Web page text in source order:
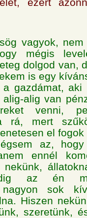
vagyok,
mégis
dolgod van,
is egy
a gazdámat, aki
alig van
venni,
rá, mert
el
az,
ennél
az én
sok
Hiszen
szeretünk,